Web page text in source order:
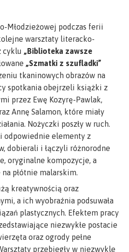
Młodzieżowej podczas ferii
warsztaty literacko-
cyklu „Biblioteka zawsze
„Szmatki z szufladki”
tkaninowych obrazów na
spotkania obejrzeli książki z
przez Ewę Kozyrę-Pawlak,
Annę Salamon, które miały
Nożyczki poszły w ruch.
odpowiednie elementy z
dobierali i łączyli różnorodne
oryginalne kompozycje, a
płótnie malarskim.
kreatywnością oraz
a ich wyobraźnia podsuwała
plastycznych. Efektem pracy
niezwykłe postacie
oraz ogrody pełne
przebiegły w niezwykle